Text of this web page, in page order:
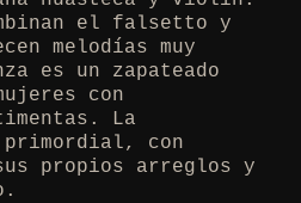
el falsetto y
melodías muy
es un zapateado
con
La
primordial, con
propios arreglos y